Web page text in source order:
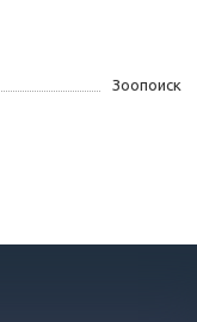
Зоопоиск